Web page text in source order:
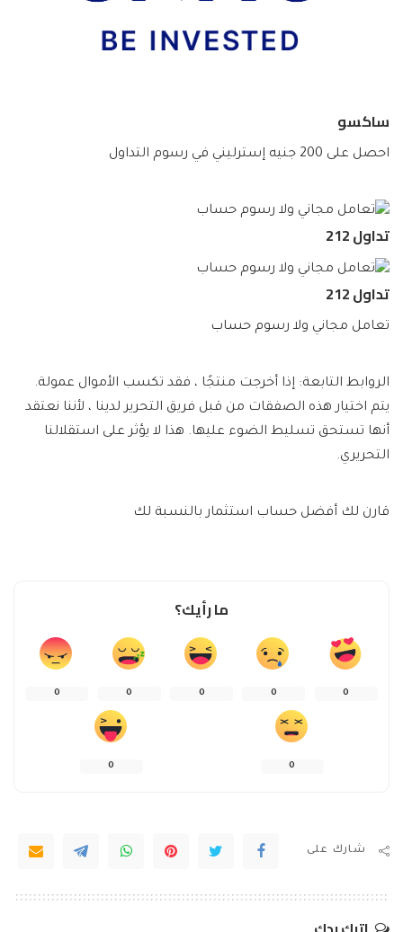
ساكسو
احصل على 200 جنيه إسترليني في رسوم التداول
تداول 212
تداول 212
تعامل مجاني ولا رسوم حساب
الروابط التابعة: إذا أخرجت منتجًا ، فقد تكسب الأموال عمولة.
يتم اختيار هذه الصفقات من قبل فريق التحرير لدينا ، لأننا نعتقد
أنها تستحق تسليط الضوء عليها. هذا لا يؤثر على استقلالنا
التحريري.
قارن لك أفضل حساب استثمار بالنسبة لك
ما رأيك؟
0
0
0
0
0
0
0
شارك على